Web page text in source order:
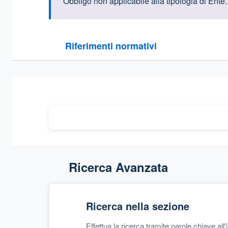
Riferimenti normativi
Sezione compressa
Ricerca Avanzata
Ricerca nella sezione
Effettua la ricerca tramite parole chiave